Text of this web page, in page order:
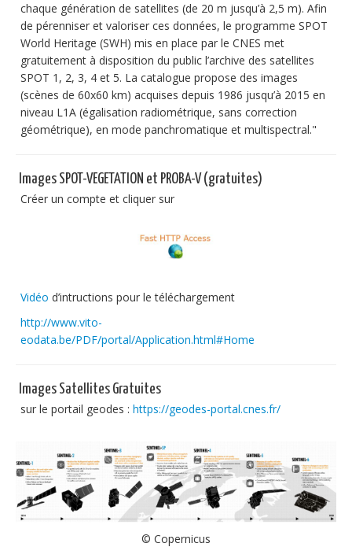
chaque génération de satellites (de 20 m jusqu’à 2,5 m). Afin
de pérenniser et valoriser ces données, le programme SPOT
World Heritage (SWH) mis en place par le CNES met
gratuitement à disposition du public l’archive des satellites
SPOT 1, 2, 3, 4 et 5. La catalogue propose des images
(scènes de 60x60 km) acquises depuis 1986 jusqu’à 2015 en
niveau L1A (égalisation radiométrique, sans correction
géométrique), en mode panchromatique et multispectral."
Images SPOT-VEGETATION et PROBA-V (gratuites)
Créer un compte et cliquer sur
Vidéo d’intructions pour le téléchargement
http://www.vito-
eodata.be/PDF/portal/Application.html#Home
Images Satellites Gratuites
sur le portail geodes : https://geodes-portal.cnes.fr/
© Copernicus